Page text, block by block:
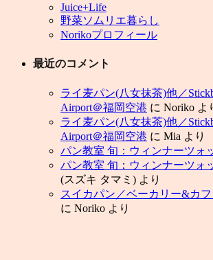
Juice+Life
野菜ソムリエ暮らし
Norikoプロフィール
最近のコメント
ライ麦パン(八女抹茶)他／
Airport＠福岡空港 に Noriko よ
ライ麦パン(八女抹茶)他／
Airport＠福岡空港 に Mia より
パン教室 旬：ウィンナーツォ
パン教室 旬：ウィンナーツォ
(スズキ タマミ) より
スイカパン／ベーカリー&カ
に Noriko より